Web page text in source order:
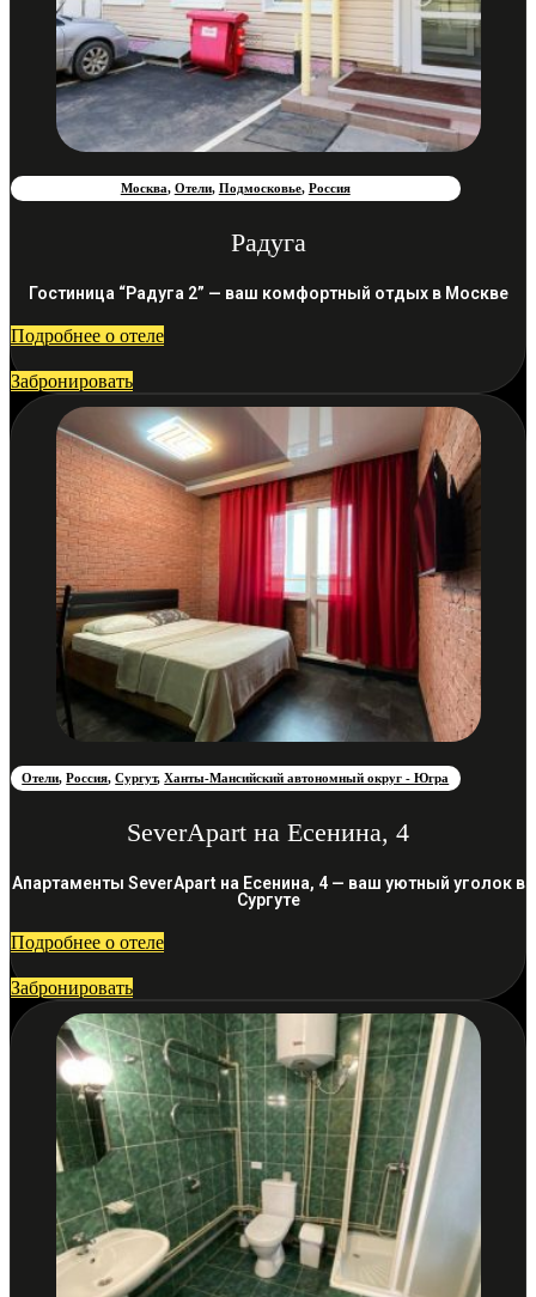
Москва, Отели, Подмосковье, Россия
Радуга
Гостиница “Радуга 2” — ваш комфортный отдых в Москве
Подробнее о отеле
Забронировать
Отели,Россия,Сургут,Ханты-Мансийский автономный округ - Югра
SeverApart на Есенина, 4
Апартаменты SeverApart на Есенина, 4 — ваш уютный уголок в
Сургуте
Подробнее о отеле
Забронировать